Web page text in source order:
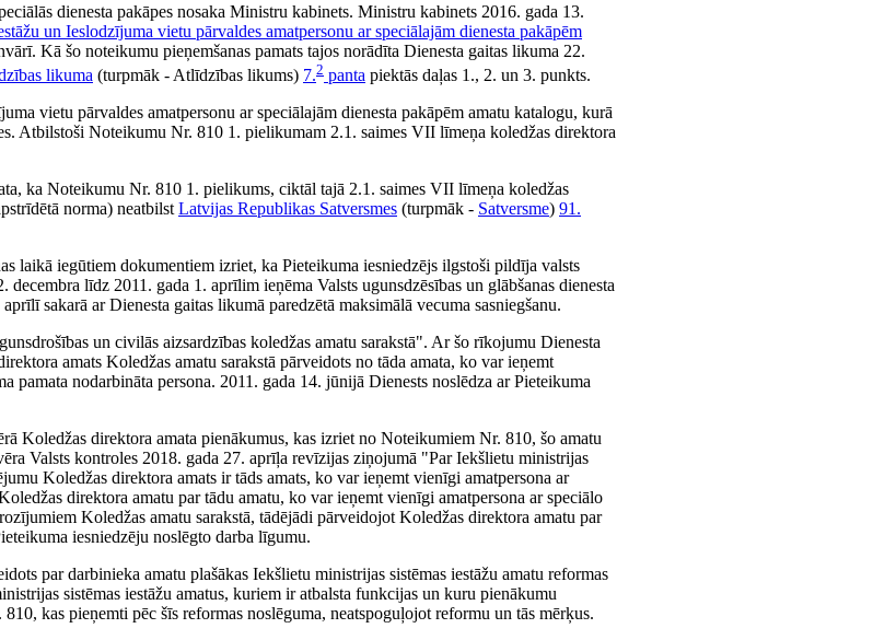
dienesta pakāpes nosaka Ministru kabinets. Ministru kabinets 2016. gada 13.
un Ieslodzījuma vietu pārvaldes amatpersonu ar speciālajām dienesta pakāpēm
Kā šo noteikumu pieņemšanas pamats tajos norādīta Dienesta gaitas likuma 22.
likuma (turpmāk - Atlīdzības likums) 7.2 panta piektās daļas 1., 2. un 3. punkts.
vietu pārvaldes amatpersonu ar speciālajām dienesta pakāpēm amatu katalogu, kurā
Atbilstoši Noteikumu Nr. 810 1. pielikumam 2.1. saimes VII līmeņa koledžas direktora
ka Noteikumu Nr. 810 1. pielikums, ciktāl tajā 2.1. saimes VII līmeņa koledžas
norma) neatbilst Latvijas Republikas Satversmes (turpmāk - Satversme) 91.
laikā iegūtiem dokumentiem izriet, ka Pieteikuma iesniedzējs ilgstoši pildīja valsts
līdz 2011. gada 1. aprīlim ieņēma Valsts ugunsdzēsības un glābšanas dienesta
sakarā ar Dienesta gaitas likumā paredzētā maksimālā vecuma sasniegšanu.
un civilās aizsardzības koledžas amatu sarakstā". Ar šo rīkojumu Dienesta
amats Koledžas amatu sarakstā pārveidots no tāda amata, ko var ieņemt
pamata nodarbināta persona. 2011. gada 14. jūnijā Dienests noslēdza ar Pieteikuma
Koledžas direktora amata pienākumus, kas izriet no Noteikumiem Nr. 810, šo amatu
Valsts kontroles 2018. gada 27. aprīļa revīzijas ziņojumā "Par Iekšlietu ministrijas
Koledžas direktora amats ir tāds amats, ko var ieņemt vienīgi amatpersona ar
direktora amatu par tādu amatu, ko var ieņemt vienīgi amatpersona ar speciālo
Koledžas amatu sarakstā, tādējādi pārveidojot Koledžas direktora amatu par
iesniedzēju noslēgto darba līgumu.
par darbinieka amatu plašākas Iekšlietu ministrijas sistēmas iestāžu amatu reformas
sistēmas iestāžu amatus, kuriem ir atbalsta funkcijas un kuru pienākumu
kas pieņemti pēc šīs reformas noslēguma, neatspoguļojot reformu un tās mērķus.